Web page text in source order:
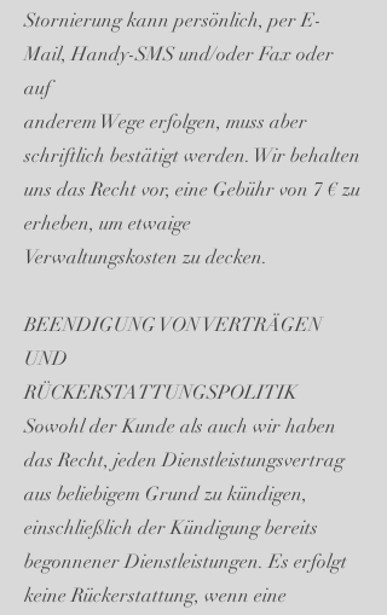
Stornierung kann persönlich, per E-
Mail, Handy-SMS und/oder Fax oder
auf
anderem Wege erfolgen, muss aber
schriftlich bestätigt werden. Wir behalten
uns das Recht vor, eine Gebühr von 7 € zu
erheben, um etwaige
Verwaltungskosten zu decken.
BEENDIGUNG VON VERTRÄGEN
UND
RÜCKERSTATTUNGSPOLITIK
Sowohl der Kunde als auch wir haben
das Recht, jeden Dienstleistungsvertrag
aus beliebigem Grund zu kündigen,
einschließlich der Kündigung bereits
begonnener Dienstleistungen. Es erfolgt
keine Rückerstattung, wenn eine